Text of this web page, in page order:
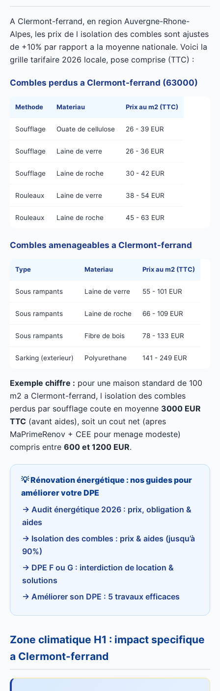
A Clermont-ferrand, en region Auvergne-Rhone-
Alpes, les prix de l isolation des combles sont ajustes
de +10% par rapport a la moyenne nationale. Voici la
grille tarifaire 2026 locale, pose comprise (TTC) :
Combles perdus a Clermont-ferrand (63000)
Methode Materiau Prix au m2 (TTC)
Soufflage Ouate de cellulose 26 - 39 EUR
Soufflage Laine de verre 26 - 36 EUR
Soufflage Laine de roche 30 - 42 EUR
Rouleaux Laine de verre 38 - 54 EUR
Rouleaux Laine de roche 45 - 63 EUR
Combles amenageables a Clermont-ferrand
Type Materiau Prix au m2 (TTC)
Sous rampants Laine de verre 55 - 101 EUR
Sous rampants Laine de roche 66 - 109 EUR
Sous rampants Fibre de bois 78 - 133 EUR
Sarking (exterieur) Polyurethane 141 - 249 EUR
Exemple chiffre : pour une maison standard de 100
m2 a Clermont-ferrand, l isolation des combles
perdus par soufflage coute en moyenne 3000 EUR
TTC (avant aides), soit un cout net (apres
MaPrimeRenov + CEE pour menage modeste)
compris entre 600 et 1200 EUR.
💡 Rénovation énergétique : nos guides pour
améliorer votre DPE
→ Audit énergétique 2026 : prix, obligation &
aides
→ Isolation des combles : prix & aides (jusqu’à
90%)
→ DPE F ou G : interdiction de location &
solutions
→ Améliorer son DPE : 5 travaux efficaces
Zone climatique H1 : impact specifique
a Clermont-ferrand